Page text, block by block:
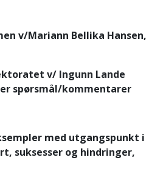
v/Mariann Bellika Hansen,
v/ Ingunn Lande
spørsmål/kommentarer
med utgangspunkt i
suksesser og hindringer,